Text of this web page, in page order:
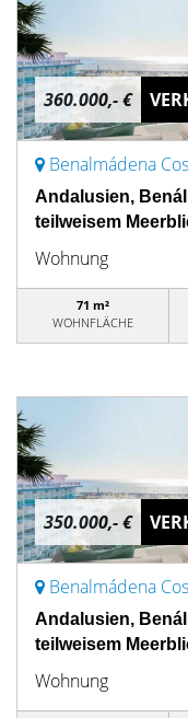
360.000,- €
Benalmádena
Andalusien,
teilweisem
Wohnung
71 m²
WOHNFLÄCHE
350.000,- €
Benalmádena
Andalusien,
teilweisem
Wohnung